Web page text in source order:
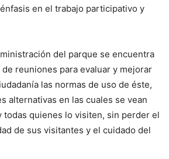
en el trabajo participativo y
del parque se encuentra
reuniones para evaluar y mejorar
las normas de uso de éste,
alternativas en las cuales se vean
todas quienes lo visiten, sin perder el
de sus visitantes y el cuidado del